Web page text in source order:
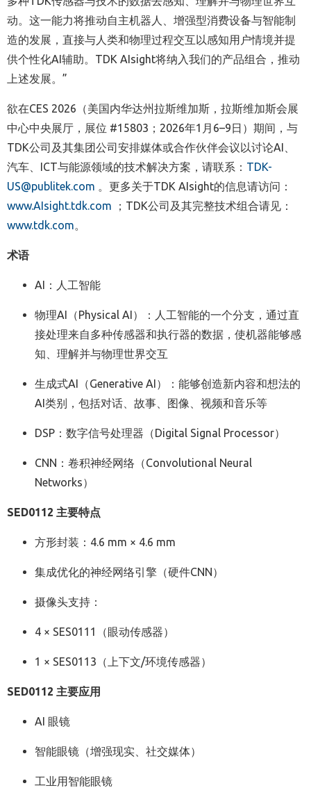
动。这一能力将推动自主机器人、增强型消费设备与智能制
造的发展，直接与人类和物理过程交互以感知用户情境并提
供个性化AI辅助。TDK AIsight将纳入我们的产品组合，推动
上述发展。”
欲在CES 2026（美国内华达州拉斯维加斯，拉斯维加斯会展
中心中央展厅，展位 #15803；2026年1月6–9日）期间，与
TDK公司及其集团公司安排媒体或合作伙伴会议以讨论AI、
汽车、ICT与能源领域的技术解决方案，请联系： TDK-
US@publitek.com 。更多关于TDK AIsight的信息请访问：
www.AIsight.tdk.com ；TDK公司及其完整技术组合请见：
www.tdk.com。
术语
AI：人工智能
物理AI（Physical AI）：人工智能的一个分支，通过直
接处理来自多种传感器和执行器的数据，使机器能够感
知、理解并与物理世界交互
生成式AI（Generative AI）：能够创造新内容和想法的
AI类别，包括对话、故事、图像、视频和音乐等
DSP：数字信号处理器（Digital Signal Processor）
CNN：卷积神经网络（Convolutional Neural
Networks）
SED0112 主要特点
方形封装：4.6 mm × 4.6 mm
集成优化的神经网络引擎（硬件CNN）
摄像头支持：
4 × SES0111（眼动传感器）
1 × SES0113（上下文/环境传感器）
SED0112 主要应用
AI 眼镜
智能眼镜（增强现实、社交媒体）
工业用智能眼镜